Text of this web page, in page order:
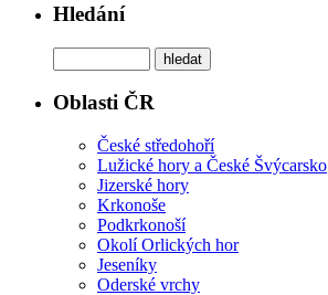
Hledání
Oblasti ČR
České středohoří
Lužické hory a České Švýcarsko
Jizerské hory
Krkonoše
Podkrkonoší
Okolí Orlických hor
Jeseníky
Oderské vrchy